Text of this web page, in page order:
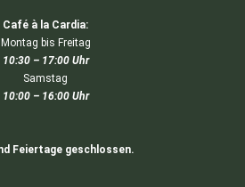
Café à la Cardia:
Montag bis Freitag
10:30 – 17:00 Uhr
Samstag
10:00 – 16:00 Uhr
Feiertage geschlossen.